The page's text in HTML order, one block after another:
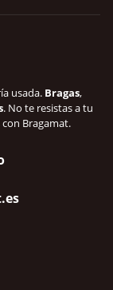
usada. Bragas,
. No te resistas a tu
Bragamat.